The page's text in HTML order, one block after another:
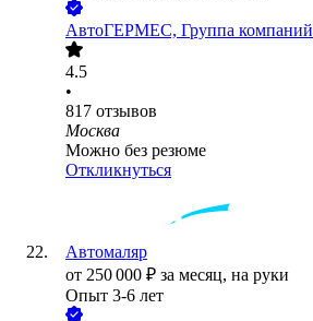
АвтоГЕРМЕС, Группа компаний
4.5
•
817 отзывов
Москва
Можно без резюме
Откликнуться
Автомаляр
от 250 000 ₽ за месяц, на руки
Опыт 3-6 лет